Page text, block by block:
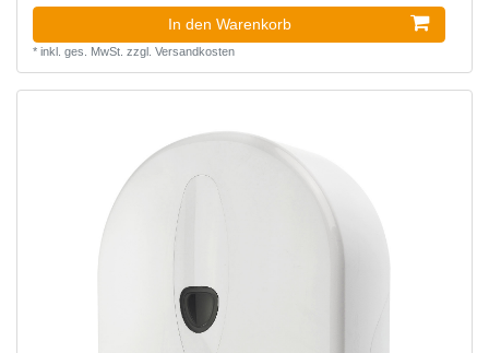
In den Warenkorb
* inkl. ges. MwSt. zzgl. Versandkosten